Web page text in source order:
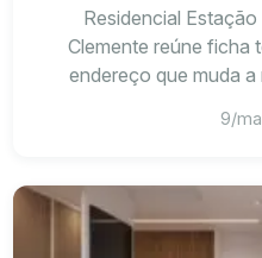
Residencial
Clemente reúne ficha
endereço que muda
9/